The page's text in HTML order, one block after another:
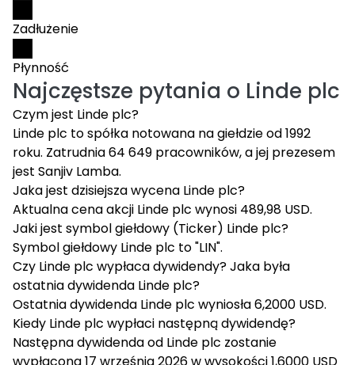
Zadłużenie
Płynność
Najczęstsze pytania o Linde plc
Czym jest Linde plc?
Linde plc to spółka notowana na giełdzie od 1992
roku. Zatrudnia 64 649 pracowników, a jej prezesem
jest Sanjiv Lamba.
Jaka jest dzisiejsza wycena Linde plc?
Aktualna cena akcji Linde plc wynosi 489,98 USD.
Jaki jest symbol giełdowy (Ticker) Linde plc?
Symbol giełdowy Linde plc to "LIN".
Czy Linde plc wypłaca dywidendy? Jaka była
ostatnia dywidenda Linde plc?
Ostatnia dywidenda Linde plc wyniosła 6,2000 USD.
Kiedy Linde plc wypłaci następną dywidendę?
Następna dywidenda od Linde plc zostanie